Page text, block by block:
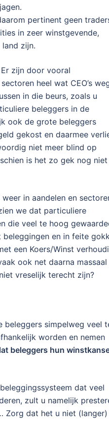
pertinent geen
in zeer winstgevende,
zijn.
zijn door vooral
heel wat CEO’s
in die beurs, zoals u
beleggers in de
ook de grote beleggers
gekost en daarmee
niet meer blind op
is het zo gek nog niet
in aandelen en
we dat particuliere
die veel te hoog
en in feite
een Koers/Winst
ook net daarna massaal
vreselijk terecht zijn?
beleggers simpelweg veel
worden en nemen
beleggers hun
dat veel
zult u namelijk
Zorg dat het u niet (langer)